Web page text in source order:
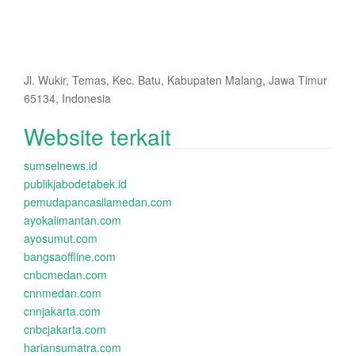
Jl. Wukir, Temas, Kec. Batu, Kabupaten Malang, Jawa Timur
65134, Indonesia
Website terkait
sumselnews.id
publikjabodetabek.id
pemudapancasilamedan.com
ayokalimantan.com
ayosumut.com
bangsaoffline.com
cnbcmedan.com
cnnmedan.com
cnnjakarta.com
cnbcjakarta.com
hariansumatra.com